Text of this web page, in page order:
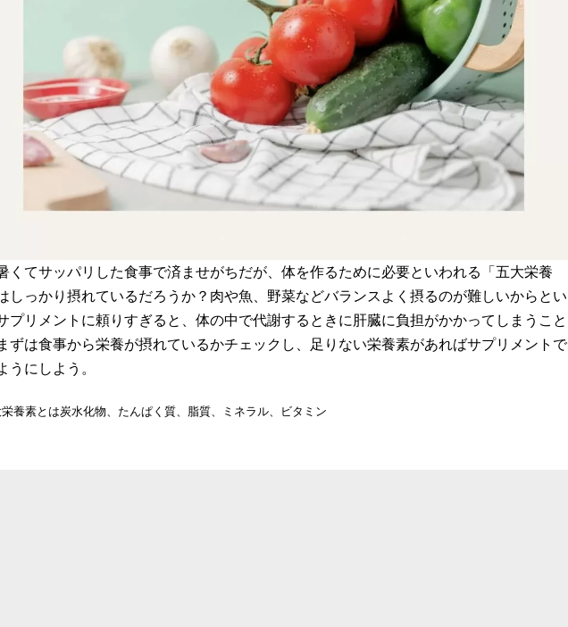
くてサッパリした食事で済ませがちだが、体を作るために必要といわれる「五大栄養
しっかり摂れているだろうか？肉や魚、野菜などバランスよく摂るのが難しいからとい
プリメントに頼りすぎると、体の中で代謝するときに肝臓に負担がかかってしまうこと
ずは食事から栄養が摂れているかチェックし、足りない栄養素があればサプリメントで
うにしよう。
養素とは炭水化物、たんぱく質、脂質、ミネラル、ビタミン